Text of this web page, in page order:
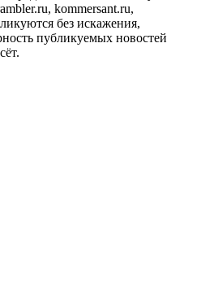
kommersant.ru,
без искажения,
публикуемых новостей